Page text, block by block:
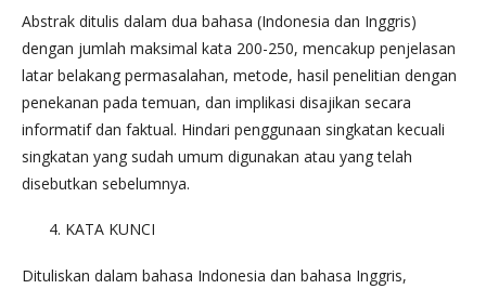
Abstrak ditulis dalam dua bahasa (Indonesia dan Inggris)
dengan jumlah maksimal kata 200-250, mencakup penjelasan
latar belakang permasalahan, metode, hasil penelitian dengan
penekanan pada temuan, dan implikasi disajikan secara
informatif dan faktual. Hindari penggunaan singkatan kecuali
singkatan yang sudah umum digunakan atau yang telah
disebutkan sebelumnya.
KATA KUNCI
Dituliskan dalam bahasa Indonesia dan bahasa Inggris,